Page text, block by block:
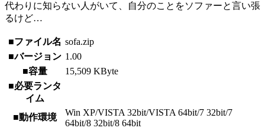
代わりに知らない人がいて、自分のことをソファーと言い張
るけど…
■ファイル名 sofa.zip
■バージョン 1.00
■容量
15,509 KByte
■必要ランタ
イム
■動作環境
Win XP/VISTA 32bit/VISTA 64bit/7 32bit/7
64bit/8 32bit/8 64bit